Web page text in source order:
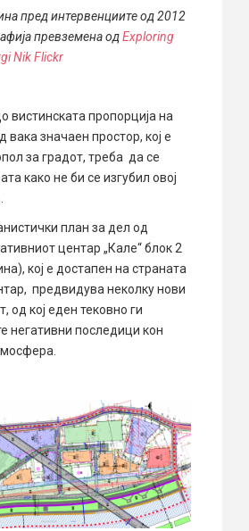
пред интервенциите од 2012
превземена одExploring
Nik Flickr
вистинската пропорција на
вака значаен простор, кој е
за градот, треба да се
како не би се изгубил овој
план за дел од
центар „Кале“ блок 2
кој е достапен на страната
предвидува неколку нови
од кој еден тековно ги
негативни последици кон